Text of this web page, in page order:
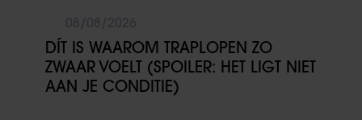
DÍT IS WAAROM TRAPLOPEN ZO
ZWAAR VOELT (SPOILER: HET LIGT NIET
AAN JE CONDITIE)